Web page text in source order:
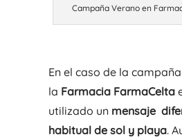
Campaña Verano en
En el caso de la
la Farmacia FarmaCelta
utilizado un mensaje
habitual de sol y playa.